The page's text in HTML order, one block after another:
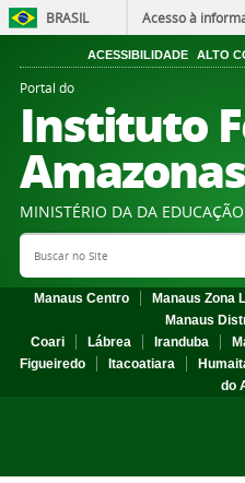
BRASIL Acesso à
ACESSIBILIDADE ALTO
Portal do
Instituto
Amazonas
MINISTÉRIO DA DA EDUCAÇÃO
Search Site
Manaus Centro Manaus Zona
Manaus
Coari
Lábrea Iranduba
Figueiredo
Itacoatiara
do